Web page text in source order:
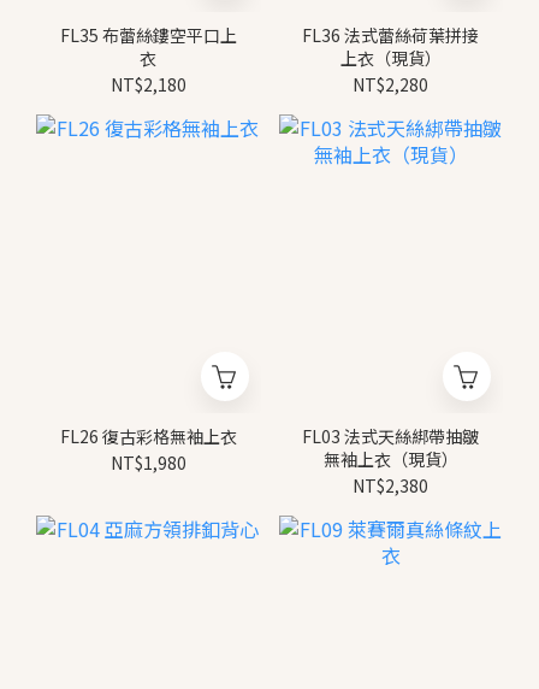
FL35 布蕾絲鏤空平口上
衣
NT$2,180
FL36 法式蕾絲荷葉拼接
上衣（現貨）
NT$2,280
FL26 復古彩格無袖上衣
NT$1,980
FL03 法式天絲綁帶抽皺
無袖上衣（現貨）
NT$2,380